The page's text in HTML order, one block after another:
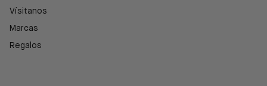
Vísitanos
Marcas
Regalos